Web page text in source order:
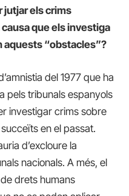
jutjar els crims
que els investiga
aquests “obstacles”?
del 1977 que ha
pels tribunals espanyols
investigar crims sobre
en el passat.
d’excloure la
nacionals. A més, el
drets humans